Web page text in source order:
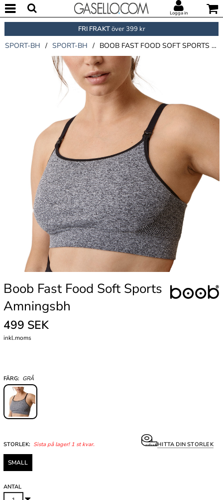
Logga in
FRI FRAKTöver 399 kr
SPORT-BH / SPORT-BH / BOOB FAST FOOD SOFT SPORTS AMNINGSBH
Boob Fast Food Soft Sports
Amningsbh
499 SEK
inkl.moms
FÄRG: GRÅ
STORLEK: Sista på lager! 1 st kvar. HITTA DIN STORLEK
SMALL
ANTAL